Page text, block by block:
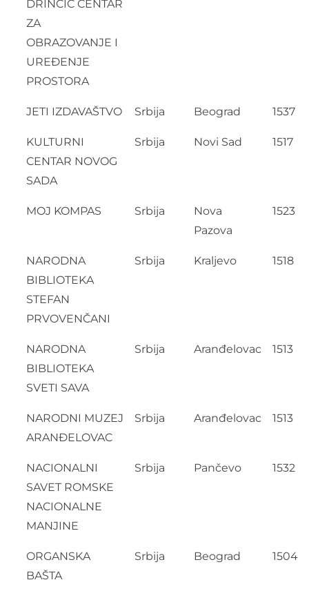
DRINČIĆ CENTAR
ZA
OBRAZOVANJE I
UREĐENJE
PROSTORA
JETI IZDAVAŠTVO Srbija Beograd 1537
KULTURNI
CENTAR NOVOG
SADA
Srbija Novi Sad 1517
MOJ KOMPAS Srbija
Nova
Pazova
1523
NARODNA
BIBLIOTEKA
STEFAN
PRVOVENČANI
Srbija Kraljevo 1518
NARODNA
BIBLIOTEKA
SVETI SAVA
Srbija Aranđelovac 1513
NARODNI MUZEJ
ARANĐELOVAC
Srbija Aranđelovac 1513
NACIONALNI
SAVET ROMSKE
NACIONALNE
MANJINE
Srbija Pančevo 1532
ORGANSKA
BAŠTA
Srbija Beograd 1504